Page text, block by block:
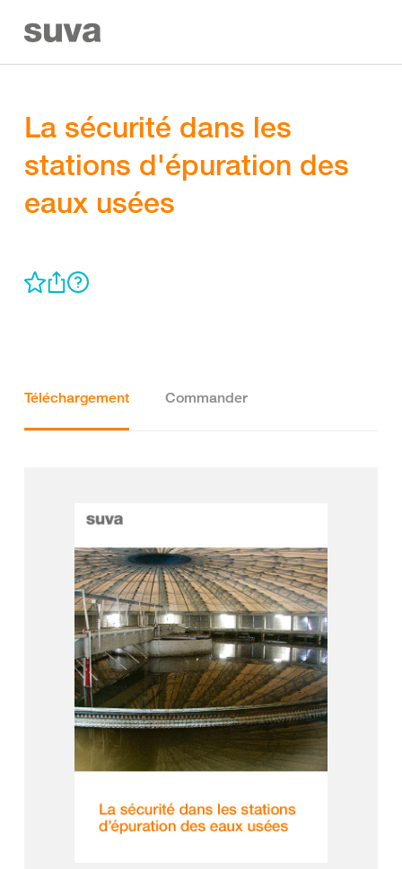
La sécurité dans les
stations d'épuration des
eaux usées
Téléchargement Commander